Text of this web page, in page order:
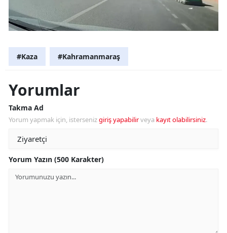
#Kaza #Kahramanmaraş
Yorumlar
Takma Ad
Yorum yapmak için, istersenizgiriş yapabilirveya kayıt olabilirsiniz.
Yorum Yazın (500 Karakter)